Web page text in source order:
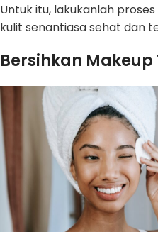
Untuk itu, lakukanlah
kulit senantiasa sehat dan
Bersihkan